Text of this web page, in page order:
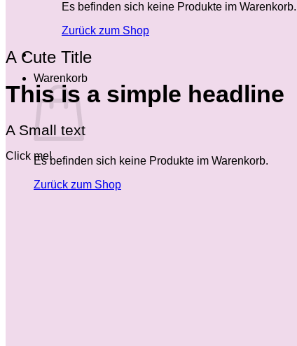
Es befinden sich keine Produkte im Warenkorb.
Zurück zum Shop
Warenkorb
Es befinden sich keine Produkte im Warenkorb.
Zurück zum Shop
A Cute Title
This is a simple headline
A Small text
Click me!